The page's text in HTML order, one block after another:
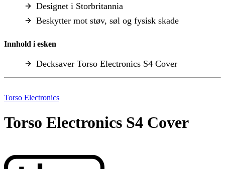
Designet i Storbritannia
Beskytter mot støv, søl og fysisk skade
Innhold i esken
Decksaver Torso Electronics S4 Cover
Torso Electronics
Torso Electronics S4 Cover